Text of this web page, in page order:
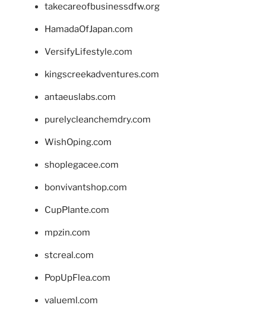
takecareofbusinessdfw.org
HamadaOfJapan.com
VersifyLifestyle.com
kingscreekadventures.com
antaeuslabs.com
purelycleanchemdry.com
WishOping.com
shoplegacee.com
bonvivantshop.com
CupPlante.com
mpzin.com
stcreal.com
PopUpFlea.com
valueml.com